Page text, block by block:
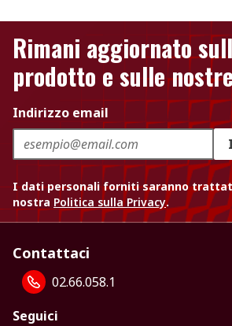
Rimani aggiornato
prodotto e sulle
Indirizzo email
I dati personali forniti saranno
nostra Politica sulla Privacy.
Contattaci
02.66.058.1
Seguici